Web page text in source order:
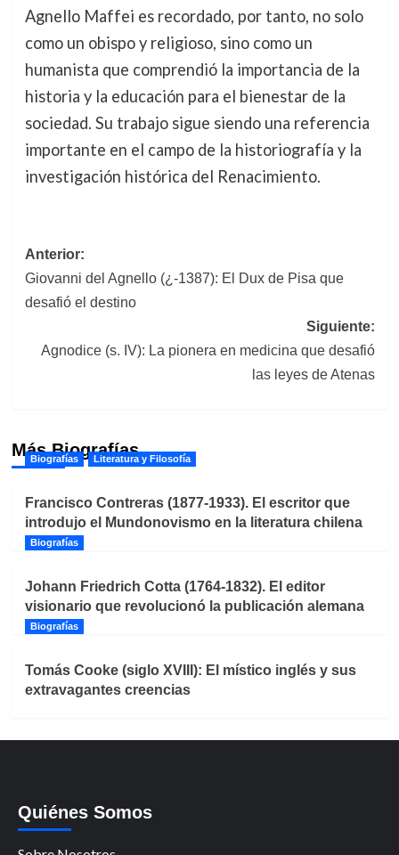
Agnello Maffei es recordado, por tanto, no solo
como un obispo y religioso, sino como un
humanista que comprendió la importancia de la
historia y la educación para el bienestar de la
sociedad. Su trabajo sigue siendo una referencia
importante en el campo de la historiografía y la
investigación histórica del Renacimiento.
Navegación
de
Anterior:
Giovanni del Agnello (¿-1387): El Dux de Pisa que
desafió el destino
Siguiente:
Agnodice (s. IV): La pionera en medicina que desafió
las leyes de Atenas
Más Biografías
Biografías Literatura y Filosofía
Francisco Contreras (1877-1933). El escritor que
introdujo el Mundonovismo en la literatura chilena
Biografías
Johann Friedrich Cotta (1764-1832). El editor
visionario que revolucionó la publicación alemana
Biografías
Tomás Cooke (siglo XVIII): El místico inglés y sus
extravagantes creencias
Quiénes Somos